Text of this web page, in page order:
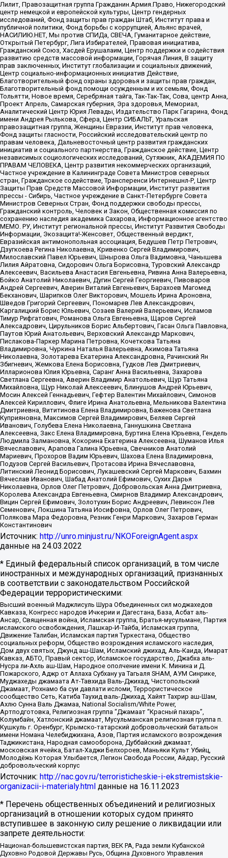
Лилит, Правозащитная группа Гражданин.Армия.Право, Нижегородский
центр немецкой и европейской культуры, Центр гендерных
исследований, Фонд защиты прав граждан Штаб, Институт права и
публичной политики, Фонд борьбы с коррупцией, Альянс врачей,
НАСИЛИЮ.НЕТ, Мы против СПИДа, СВЕЧА, Гуманитарное действие,
Открытый Петербург, Лига Избирателей, Правовая инициатива,
Гражданский Союз, Хасдей Ерушалаим, Центр поддержки и содействия
развитию средств массовой информации, Горячая Линия, В защиту
прав заключенных, Институт глобализации и социальных движений,
Центр социально-информационных инициатив Действие,
Благотворительный фонд охраны здоровья и защиты прав граждан,
Благотворительный фонд помощи осужденным и их семьям, Фонд
Тольятти, Новое время, Серебряная тайга, Так-Так-Так, Сова, центр Анна,
Проект Апрель, Самарская губерния, Эра здоровья, Мемориал,
Аналитический Центр Юрия Левады, Издательство Парк Гагарина, Фонд
имени Андрея Рылькова, Сфера, Центр СИБАЛЬТ, Уральская
правозащитная группа, Женщины Евразии, Институт прав человека,
Фонд защиты гласности, Российский исследовательский центр по
правам человека, Дальневосточный центр развития гражданских
инициатив и социального партнерства, Гражданское действие, Центр
независимых социологических исследований, Сутяжник, АКАДЕМИЯ ПО
ПРАВАМ ЧЕЛОВЕКА, Центр развития некоммерческих организаций,
Частное учреждение в Калининграде Совета Министров северных
стран, Гражданское содействие, Трансперенси Интернешнл-Р, Центр
Защиты Прав Средств Массовой Информации, Институт развития
прессы - Сибирь, Частное учреждение в Санкт-Петербурге Совета
Министров Северных Стран, Фонд поддержки свободы прессы,
Гражданский контроль, Человек и Закон, Общественная комиссия по
сохранению наследия академика Сахарова, Информационное агентство
МЕМО. РУ, Институт региональной прессы, Институт Развития Свободы
Информации, Экозащита!-Женсовет, Общественный вердикт,
Евразийская антимонопольная ассоциация, Бедушев Петр Петрович,
Дзугкоева Регина Николаевна, Кривенко Сергей Владимирович,
Милославский Павел Юрьевич, Шнырова Ольга Вадимовна, Чанышева
Лилия Айратовна, Сидорович Ольга Борисовна, Туровский Александр
Алексеевич, Васильева Анастасия Евгеньевна, Ривина Анна Валерьевна,
Бойко Анатолий Николаевич, Дугин Сергей Георгиевич, Пивоваров
Андрей Сергеевич, Аверин Виталий Евгеньевич, Барахоев Магомед
Бекханович, Шарипков Олег Викторович, Мошель Ирина Ароновна,
Шведов Григорий Сергеевич, Пономарев Лев Александрович,
Каргалицкий Борис Юльевич, Созаев Валерий Валерьевич, Исламов
Тимур Рифгатович, Романова Ольга Евгеньевна, Щаров Сергей
Алексадрович, Цирульников Борис Альбертович, Гасан Ольга Павловна,
Паутов Юрий Анатольевич, Верховский Александр Маркович,
Пислакова-Паркер Марина Петровна, Кочеткова Татьяна
Владимировна, Чуркина Наталья Валерьевна, Акимова Татьяна
Николаевна, Золотарева Екатерина Александровна, Рачинский Ян
Збигневич, Жемкова Елена Борисовна, Гудков Лев Дмитриевич,
Илларионова Юлия Юрьевна, Саранг Анна Васильевна, Захарова
Светлана Сергеевна, Аверин Владимир Анатольевич, Щур Татьяна
Михайловна, Щур Николай Алексеевич, Блинушов Андрей Юрьевич,
Мосин Алексей Геннадьевич, Гефтер Валентин Михайлович, Симонов
Алексей Кириллович, Флиге Ирина Анатольевна, Мельникова Валентина
Дмитриевна, Вититинова Елена Владимировна, Баженова Светлана
Куприяновна, Максимов Сергей Владимирович, Беляев Сергей
Иванович, Голубева Елена Николаевна, Ганнушкина Светлана
Алексеевна, Закс Елена Владимировна, Буртина Елена Юрьевна, Гендель
Людмила Залмановна, Кокорина Екатерина Алексеевна, Шуманов Илья
Вячеславович, Арапова Галина Юрьевна, Свечников Анатолий
Мариевич, Прохоров Вадим Юрьевич, Шахова Елена Владимировна,
Подузов Сергей Васильевич, Протасова Ирина Вячеславовна,
Литинский Леонид Борисович, Лукашевский Сергей Маркович, Бахмин
Вячеслав Иванович, Шабад Анатолий Ефимович, Сухих Дарья
Николаевна, Орлов Олег Петрович, Добровольская Анна Дмитриевна,
Королева Александра Евгеньевна, Смирнов Владимир Александрович,
Вицин Сергей Ефимович, Золотухин Борис Андреевич, Левинсон Лев
Семенович, Локшина Татьяна Иосифовна, Орлов Олег Петрович,
Полякова Мара Федоровна, Резник Генри Маркович, Захаров Герман
Константинович
Источник: http://unro.minjust.ru/NKOForeignAgent.aspx
данные на 24.03.2022
* Единый федеральный список организаций, в том числе
иностранных и международных организаций, признанных
в соответствии с законодательством Российской
Федерации террористическими:
Высший военный Маджлисуль Шура Объединенных сил моджахедов
Кавказа, Конгресс народов Ичкерии и Дагестана, База, Асбат аль-
Ансар, Священная война, Исламская группа, Братья-мусульмане, Партия
исламского освобождения, Лашкар-И-Тайба, Исламская группа,
Движение Талибан, Исламская партия Туркестана, Общество
социальных реформ, Общество возрождения исламского наследия,
Дом двух святых, Джунд аш-Шам, Исламский джихад, Аль-Каида, Имарат
Кавказ, АБТО, Правый сектор, Исламское государство, Джабха аль-
Нусра ли-Ахль аш-Шам, Народное ополчение имени К. Минина и Д.
Пожарского, Аджр от Аллаха Субхану уа Тагьаля SHAM, АУМ Синрике,
Муджахеды джамаата Ат-Тавхида Валь-Джихад, Чистопольский
Джамаат, Рохнамо ба суи давлати исломи, Террористическое
сообщество Сеть, Катиба Таухид валь-Джихад, Хайят Тахрир аш-Шам,
Ахлю Сунна Валь Джамаа, National Socialism/White Power,
Артподготовка, Религиозная группа “Джамаат “Красный пахарь”,
Колумбайн, Хатлонский джамаат, Мусульманская религиозная группа п.
Кушкуль г. Оренбург, Крымско-татарский добровольческий батальон
имени Номана Челебиджихана, Азов, Партия исламского возрождения
Таджикистана, Народная самооборона, Дуббайский джамаат,
московская ячейка, Батал-Хаджи Белхороев, Маньяки Культ Убийц,
Молодёжь Которая Улыбается, Легион Свобода России, Айдар, Русский
добровольческий корпус
Источник: http://nac.gov.ru/terroristicheskie-i-ekstremistskie-
organizacii-i-materialy.html данные на 16.11.2023
* Перечень общественных объединений и религиозных
организаций в отношении которых судом принято
вступившее в законную силу решение о ликвидации или
запрете деятельности:
Национал-большевистская партия, ВЕК РА, Рада земли Кубанской
Духовно Родовой Державы Русь, Община Духовного Управления